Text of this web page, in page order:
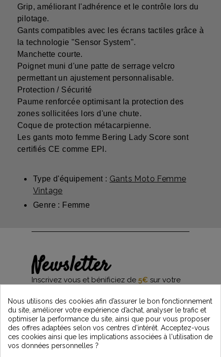
Grip, améliorant l'adhérence et le contrôle lors du
pilotage.
Gants compatibles avec les écrans tactiles grâce à
la technologie "Sensor System".
Manchette courte.
Poignet muni d'une patte de serrage velcro
permettant un ajustement personnalisable.
Protection / Sécurité
Paume renforcée optimisant la protection des
zones sollicitées lors d'une chute.
Coque de protection métacarpienne.
Les gants moto femme Bering Lady Score sont
certifiés CE comme EPI.
Type d'équipement : Gants Moto Femme
Vintage
Genre : Femme
Newsletter
Inscrivez vous et bénificiez de 5€ sur votre
et restez informés des dernières nouveautés
Vintage Motors
*Dès 99€ d'achat. En vous abonnant à notre newsletter, vous reconnaissez avoir pris
Nous utilisons des cookies afin d’assurer le bon fonctionnement
du site, améliorer votre expérience d’achat, analyser le trafic et
optimiser la performance du site, ainsi que pour vous proposer
des offres adaptées selon vos centres d’intérêt. Acceptez-vous
ces cookies ainsi que les implications associées à l'utilisation de
vos données personnelles ?